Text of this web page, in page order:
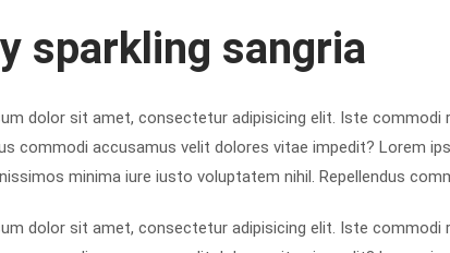
sparkling sangria
dolor sit amet, consectetur adipisicing elit. Iste
commodi accusamus velit dolores vitae impedit? Lorem
minima iure iusto voluptatem nihil. Repellendus
dolor sit amet, consectetur adipisicing elit. Iste